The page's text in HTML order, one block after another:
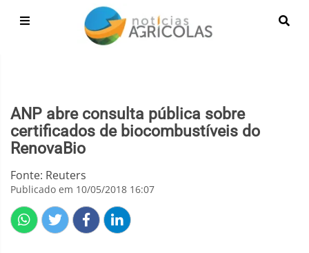
ANP abre consulta pública sobre
certificados de biocombustíveis do
RenovaBio
Fonte: Reuters
Publicado em 10/05/2018 16:07